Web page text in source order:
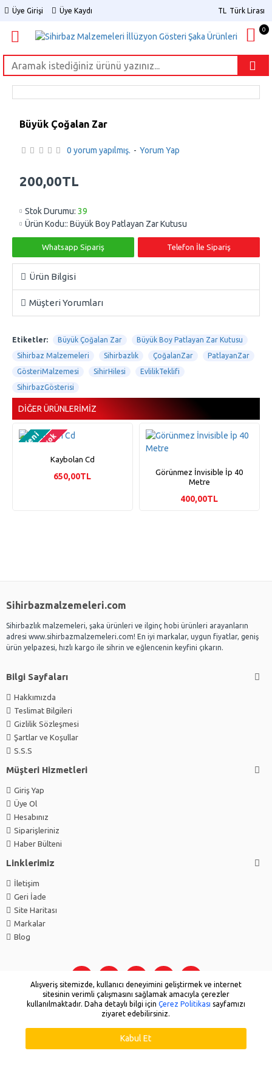
Üye Girişi Üye Kaydı TL Türk Lirası
0
Büyük Çoğalan Zar
Stok Durumu: 39
Ürün Kodu:: Büyük Boy Patlayan Zar Kutusu
0 yorum yapılmış. - Yorum Yap
200,00TL
Hemen Satın Al
Whatsapp Sipariş Telefon İle Sipariş
Ürün Bilgisi
Müşteri Yorumları
Etiketler: Büyük Çoğalan Zar
Büyük Boy Patlayan Zar Kutusu
Sihirbaz Malzemeleri
Sihirbazlık ÇoğalanZar
PatlayanZar
GösteriMalzemesi
SihirHilesi
EvlilikTeklifi
SihirbazGösterisi
DIĞER ÜRÜNLERIMIZ
Yeni
Stokta yokKaybolan Cd
650,00TL
Görünmez İnvisible İp 40
Metre
400,00TL
Sihirbazmalzemeleri.com
Sihirbazlık malzemeleri, şaka ürünleri ve ilginç hobi ürünleri arayanların
adresi www.sihirbazmalzemeleri.com! En iyi markalar, uygun fiyatlar, geniş
ürün yelpazesi, hızlı kargo ile sihrin ve eğlencenin keyfini çıkarın.
Bilgi Sayfaları
Hakkımızda
Teslimat Bilgileri
Gizlilik Sözleşmesi
Şartlar ve Koşullar
S.S.S
Müşteri Hizmetleri
Giriş Yap
Üye Ol
Hesabınız
Siparişleriniz
Haber Bülteni
Linklerimiz
İletişim
Geri İade
Site Haritası
Markalar
Blog
Alışveriş sitemizde, kullanıcı deneyimini geliştirmek ve internet
sitesinin verimli çalışmasını sağlamak amacıyla çerezler
kullanılmaktadır. Daha detaylı bilgi için Çerez Politikası sayfamızı
ziyaret edebilirsiniz.
Kabul Et